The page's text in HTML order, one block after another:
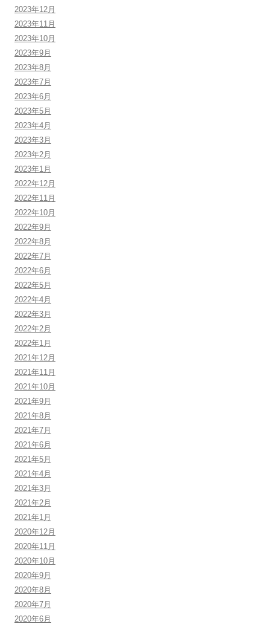
2023年12月
2023年11月
2023年10月
2023年9月
2023年8月
2023年7月
2023年6月
2023年5月
2023年4月
2023年3月
2023年2月
2023年1月
2022年12月
2022年11月
2022年10月
2022年9月
2022年8月
2022年7月
2022年6月
2022年5月
2022年4月
2022年3月
2022年2月
2022年1月
2021年12月
2021年11月
2021年10月
2021年9月
2021年8月
2021年7月
2021年6月
2021年5月
2021年4月
2021年3月
2021年2月
2021年1月
2020年12月
2020年11月
2020年10月
2020年9月
2020年8月
2020年7月
2020年6月